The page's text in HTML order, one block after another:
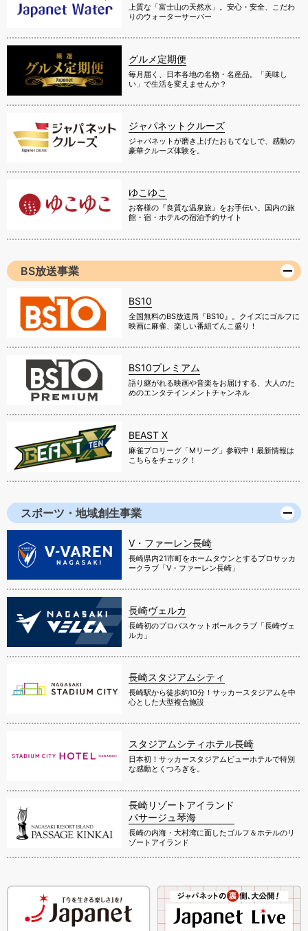
上質な「富士山の天然水」。安心・安全、こだわ
りのウォーターサーバー
グルメ定期便
毎月届く、日本各地の名物・名産品。「美味し
い」で生活を変えませんか？
ジャパネットクルーズ
ジャパネットが磨き上げたおもてなしで、感動の
豪華クルーズ体験を。
ゆこゆこ
お客様の『良質な温泉旅』をお手伝い。国内の旅
館・宿・ホテルの宿泊予約サイト
BS放送事業
BS10
全国無料のBS放送局『BS10』。クイズにゴルフに
映画に麻雀、楽しい番組てんこ盛り！
BS10プレミアム
語り継がれる映画や音楽をお届けする、大人のた
めのエンタテインメントチャンネル
BEAST X
麻雀プロリーグ「Mリーグ」参戦中！最新情報は
こちらをチェック！
スポーツ・地域創生事業
V・ファーレン長崎
長崎県内21市町をホームタウンとするプロサッカ
ークラブ「V・ファーレン長崎」
長崎ヴェルカ
長崎初のプロバスケットボールクラブ「長崎ヴェ
ルカ」
長崎スタジアムシティ
長崎駅から徒歩約10分！サッカースタジアムを中
心とした大型複合施設
スタジアムシティホテル長崎
日本初！サッカースタジアムビューホテルで特別
な感動とくつろぎを。
長崎リゾートアイランド
パサージュ琴海
長崎の内海・大村湾に面したゴルフ＆ホテルのリ
ゾートアイランド